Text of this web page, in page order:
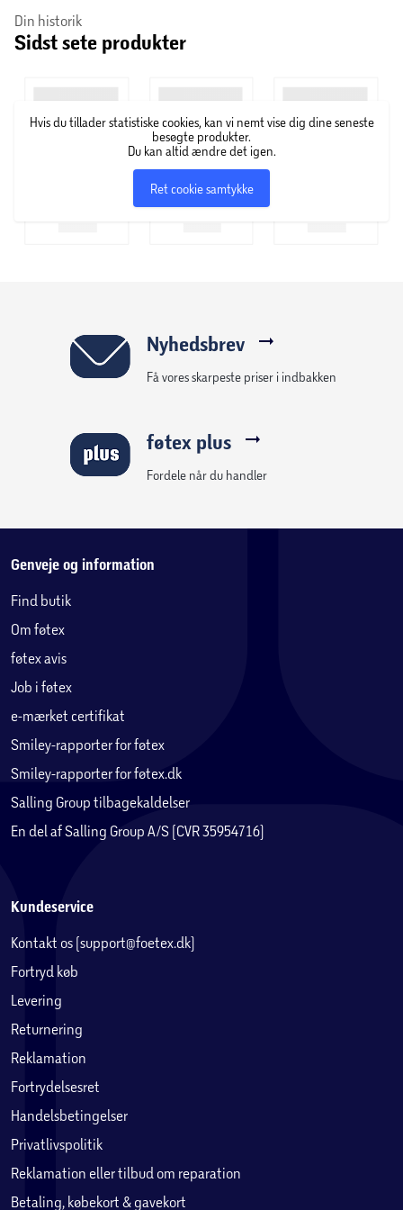
Din historik
Sidst sete produkter
Hvis du tillader statistiske cookies, kan vi nemt vise dig dine seneste
besøgte produkter.
Du kan altid ændre det igen.
Ret cookie samtykke
Nyhedsbrev
Få vores skarpeste priser i indbakken
føtex plus
Fordele når du handler
Genveje og information
Find butik
Om føtex
føtex avis
Job i føtex
e-mærket certifikat
Smiley-rapporter for føtex
Smiley-rapporter for føtex.dk
Salling Group tilbagekaldelser
En del af Salling Group A/S (CVR 35954716)
Kundeservice
Kontakt os (support@foetex.dk)
Fortryd køb
Levering
Returnering
Reklamation
Fortrydelsesret
Handelsbetingelser
Privatlivspolitik
Reklamation eller tilbud om reparation
Betaling, købekort & gavekort